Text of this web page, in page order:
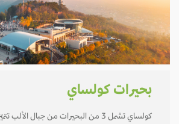
بحيرات كولساي
كولساي تشمل 3 من البحيرات من جبال الألب